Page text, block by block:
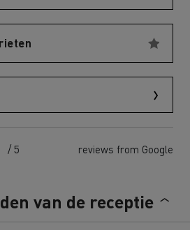
/ 5 reviews from Google
van de receptie